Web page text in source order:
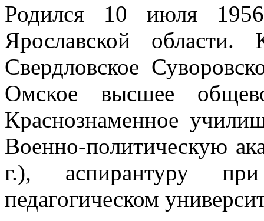
Родился 10 июля
Ярославской
Свердловское
Омское высшее
Краснознаменное
Военно-политическую
г.), аспирантуру
педагогическом